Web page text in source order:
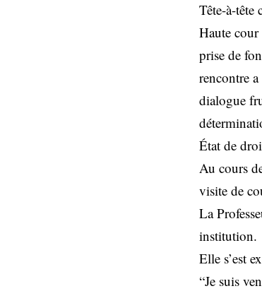
Tête-à-tête
Haute
prise de
rencontre
dialogue
État de
Au cours
visite de
La
institution.
Elle s’est
“Je suis